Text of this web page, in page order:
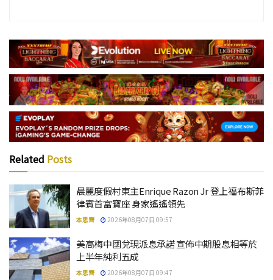
Related Posts
晨麗度假村東主Enrique Razon Jr 登上福布斯菲
律賓首富寶座 身家遙遙領先
本思齊 2026年08月07日 09:57
美高梅中國兌現派息承諾 宣佈中期股息相等於
上半年純利五成
本思齊 2026年08月07日 09:47